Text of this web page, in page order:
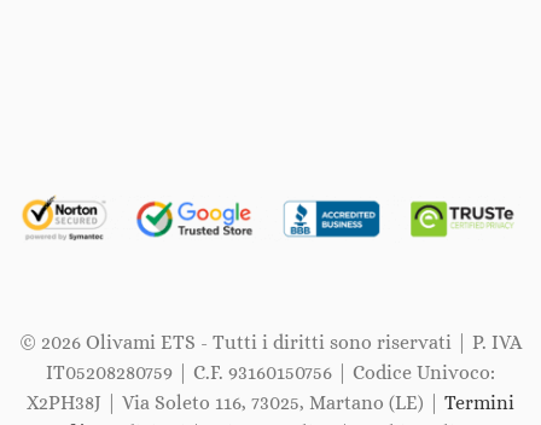
© 2026 Olivami ETS - Tutti i diritti sono riservati | P. IVA
IT05208280759 | C.F. 93160150756 | Codice Univoco:
X2PH38J | Via Soleto 116, 73025, Martano (LE) | Termini